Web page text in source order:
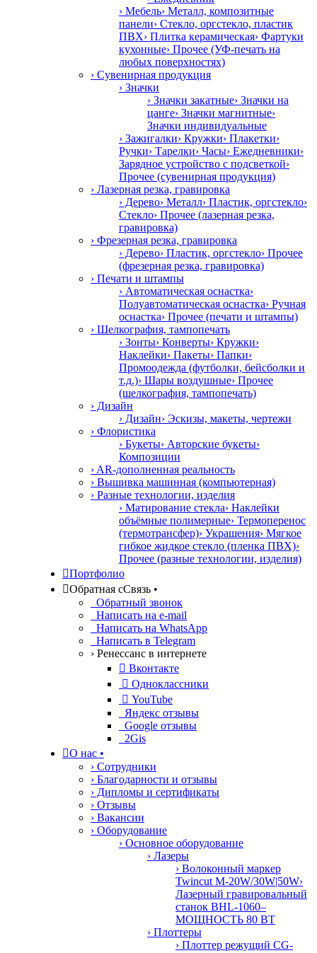
› Мебель› Металл, композитные
панели› Стекло, оргстекло, пластик
ПВХ› Плитка керамическая› Фартуки
кухонные› Прочее (УФ-печать на
любых поверхностях)
› Сувенирная продукция
› Значки
› Значки закатные› Значки на
цанге› Значки магнитные›
Значки индивидуальные
› Зажигалки› Кружки› Плакетки›
Ручки› Тарелки› Часы› Ежедневники›
Зарядное устройство с подсветкой›
Прочее (сувенирная продукция)
› Лазерная резка, гравировка
› Дерево› Металл› Пластик, оргстекло›
Стекло› Прочее (лазерная резка,
гравировка)
› Фрезерная резка, гравировка
› Дерево› Пластик, оргстекло› Прочее
(фрезерная резка, гравировка)
› Печати и штампы
› Автоматическая оснастка›
Полуавтоматическая оснастка› Ручная
оснастка› Прочее (печати и штампы)
› Шелкография, тампопечать
› Зонты› Конверты› Кружки›
Наклейки› Пакеты› Папки›
Промоодежда (футболки, бейсболки и
т.д.)› Шары воздушные› Прочее
(шелкография, тампопечать)
› Дизайн
› Дизайн› Эскизы, макеты, чертежи
› Флористика
› Букеты› Авторские букеты›
Композиции
› AR-дополненная реальность
› Вышивка машинная (компьютерная)
› Разные технологии, изделия
› Матирование стекла› Наклейки
объёмные полимерные› Термоперенос
(термотрансфер)› Украшения› Мягкое
гибкое жидкое стекло (пленка ПВХ)›
Прочее (разные технологии, изделия)
Портфолио
Обратная сСвязь •
Обратный звонок
Написать на e-mail
Написать на WhatsApp
Написать в Telegram
› Ренессанс в интернете
 Вконтакте
 Одноклассники
 YouTube
Яндекс отзывы
Google отзывы
2Gis
О нас •
› Сотрудники
› Благодарности и отзывы
› Дипломы и сертификаты
› Отзывы
› Вакансии
› Оборудование
› Основное оборудование
› Лазеры
› Волоконный маркер
Twincut M-20W/30W|50W›
Лазерный гравировальный
станок BHL-1060–
МОЩНОСТЬ 80 ВТ
› Плоттеры
› Плоттер режущий CG-